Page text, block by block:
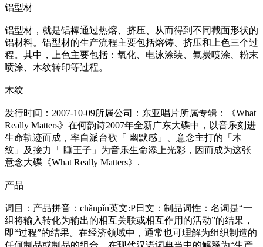
铝型材
铝型材，就是铝棒通过热熔、挤压、从而得到不同截面形状的
铝材料。铝型材的生产流程主要包括熔铸、挤压和上色三个过
程。其中，上色主要包括：氧化、电泳涂装、氟炭喷涂、粉末
喷涂、木纹转印等过程。
木纹
发行时间：2007-10-09所属公司：东亚唱片所属专辑：《What
Really Matters》在何韵诗2007年全新广东大碟中，以音乐刻进
生命轨迹而成，率自派台歌「 幽默感」、意念主打的「木
纹」及接力「 睡王子」为音乐生命添上光彩，因而成为这张
意念大碟《What Really Matters》.
产品
词目：产品拼音：chǎnpǐn英文:P日文：制品词性：名词是“一
组将输入转化为输出的相互关联或相互作用的活动”的结果，
即“过程”的结果。在经济领域中，通常也可理解为组织制造的
任何制品或制品的组合。在现代汉语词典当中的解释为“生产